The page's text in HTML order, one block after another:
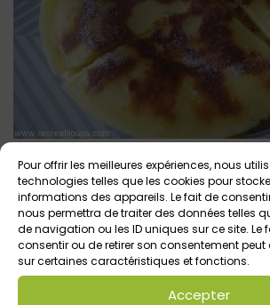
Pour offrir les meilleures expériences, nous
technologies telles que les cookies pour
informations des appareils. Le fait de
nous permettra de traiter des données telles
de navigation ou les ID uniques sur ce site. Le
consentir ou de retirer son consentement
sur certaines caractéristiques et fonctions.
Accepter
Votre avis
Cuisiner avec les
recette du Farz